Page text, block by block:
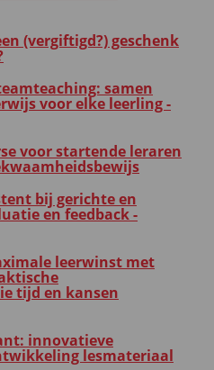
(vergiftigd?) geschenk
samen
voor elke leerling -
voor startende leraren
bij gerichte en
en feedback -
leerwinst met
tijd en kansen
innovatieve
lesmateriaal